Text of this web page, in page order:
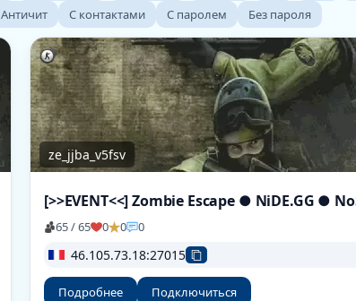
Античит С контактами С паролем Без пароля
ze_jjba_v5fsv
65 / 65 0 0 0
46.105.73.18:27015
Подробнее Подключиться